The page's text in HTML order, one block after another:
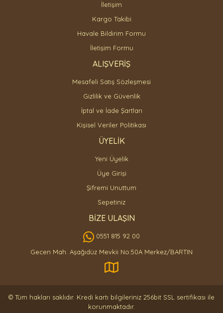
Gönder
İletişim
Kargo Takibi
Havale Bildirim Formu
İletişim Formu
ALIŞVERİŞ
Mesafeli Satış Sözleşmesi
Gizlilik ve Güvenlik
İptal ve İade Şartları
Kişisel Veriler Politikası
ÜYELİK
Yeni Üyelik
Üye Girişi
Şifremi Unuttum
Sepetiniz
BİZE ULAŞIN
0551 815 92 00
Gecen Mah. Aşağıdüz Mevkii No:50A Merkez/BARTIN
© Tüm hakları saklıdır. Kredi kartı bilgileriniz 256bit SSL sertifikası ile
korunmaktadır.